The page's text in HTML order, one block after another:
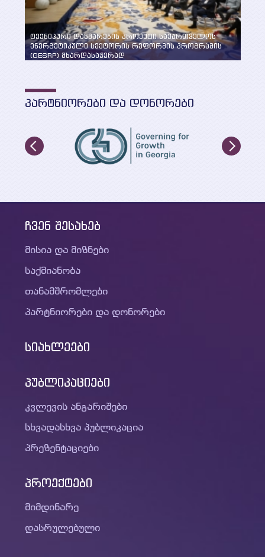
ტექნიკური დახმარების პროექტი საქართველოს
ენერგეტიკული სექტორის რეფორმის პროგრამის
(GESRP) მხარდასაჭერად
ᲞᲐᲠᲢᲜᲘᲝᲠᲔᲑᲘ ᲓᲐ ᲓᲝᲜᲝᲠᲔᲑᲘ
ჩვენ შესახებ
მისია და მიზნები
საქმიანობა
თანამშრომლები
პარტნიორები და დონორები
სიახლეები
პუბლიკაციები
კვლევის ანგარიშები
სხვადასხვა პუბლიკაცია
პრეზენტაციები
პროექტები
მიმდინარე
დასრულებული